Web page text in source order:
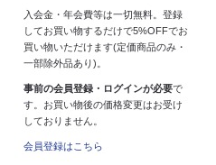
入会金・年会費等は一切無料。登録
してお買い物するだけで5%OFFでお
買い物いただけます(定価商品のみ・
一部除外品あり)。
事前の会員登録・ログインが必要で
す。お買い物後の価格変更はお受け
しておりません。
会員登録はこちら